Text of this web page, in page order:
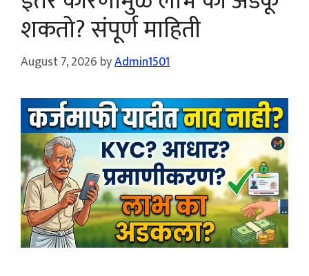
शकतो? संपूर्ण माहिती
August 7, 2026 byAdmin1501